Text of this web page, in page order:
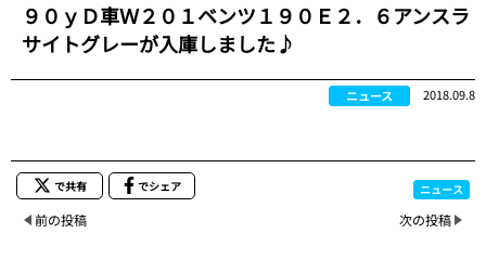
９０ｙＤ車Ｗ２０１ベンツ１９０Ｅ２．６アンスラ
サイトグレーが入庫しました♪
ニュース 2018.09.8
で共有 でシェア ニュース
前の投稿 次の投稿